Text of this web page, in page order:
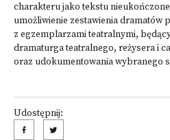
charakteru jako tekstu
umożliwienie zestawienia
z egzemplarzami teatralnymi,
dramaturga teatralnego, reżysera i
oraz udokumentowania wybranego
Udostępnij: